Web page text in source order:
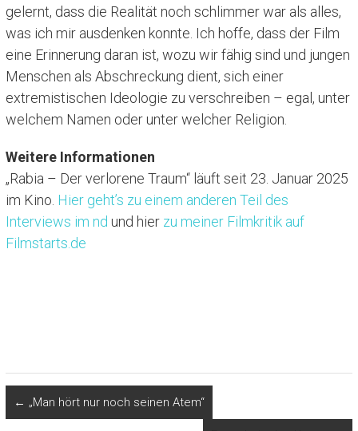
gelernt, dass die Realität noch schlimmer war als alles,
was ich mir ausdenken konnte. Ich hoffe, dass der Film
eine Erinnerung daran ist, wozu wir fähig sind und jungen
Menschen als Abschreckung dient, sich einer
extremistischen Ideologie zu verschreiben – egal, unter
welchem Namen oder unter welcher Religion.
Weitere Informationen
„Rabia – Der verlorene Traum“ läuft seit 23. Januar 2025
im Kino. Hier geht’s zu einem anderen Teil des
Interviews im nd und hier zu meiner Filmkritik auf
Filmstarts.de
← „Man hört nur noch seinen Atem“